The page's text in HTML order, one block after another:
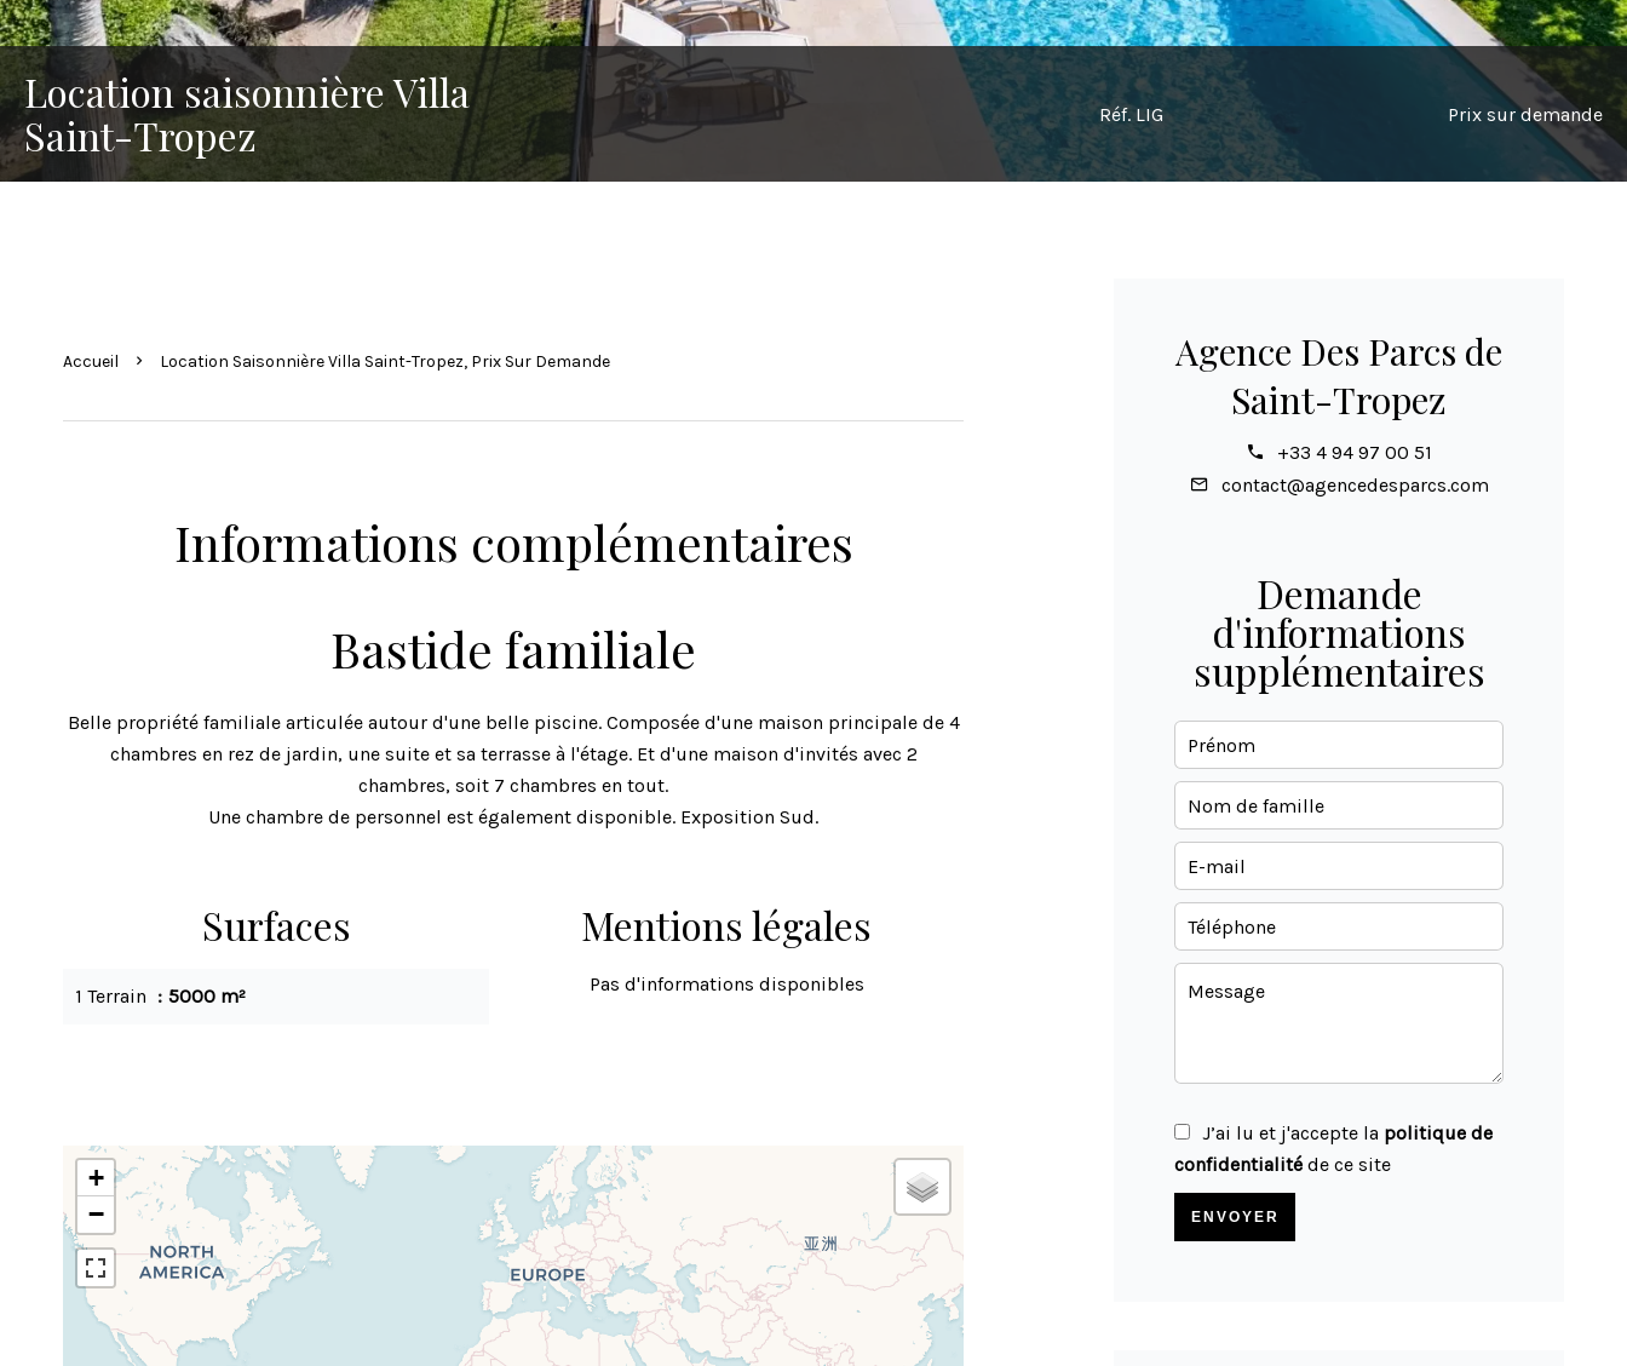
Location saisonnière Villa
Saint-Tropez
Réf. LIG Prix sur demande
Accueil Location Saisonnière Villa Saint-Tropez, Prix Sur Demande
Informations complémentaires
Bastide familiale
Belle propriété familiale articulée autour d'une belle piscine. Composée d'une maison principale de 4
chambres en rez de jardin, une suite et sa terrasse à l'étage. Et d'une maison d'invités avec 2
chambres, soit 7 chambres en tout.
Une chambre de personnel est également disponible. Exposition Sud.
Surfaces
1 Terrain 5000 m²
Mentions légales
Pas d'informations disponibles
+
−
Agence Des Parcs de
Saint-Tropez
+33 4 94 97 00 51
contact@agencedesparcs.com
Demande
d'informations
supplémentaires
J’ai lu et j'accepte la politique de
confidentialité de ce site
ENVOYER